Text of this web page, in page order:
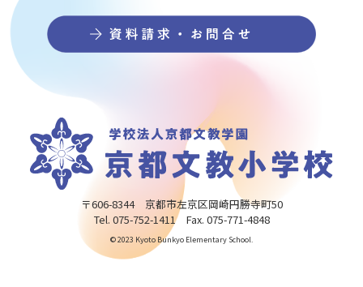
〒606-8344 京都市左京区岡崎円勝寺町50
Tel. 075-752-1411 Fax. 075-771-4848
© 2023 Kyoto Bunkyo Elementary School.